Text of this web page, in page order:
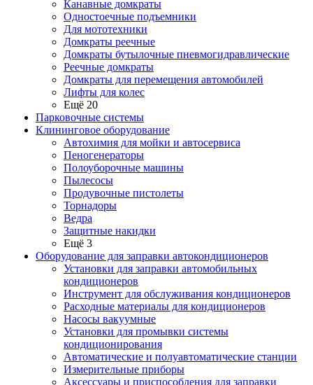
Канавные домкраты
Одностоечные подъемники
Для мототехники
Домкраты реечные
Домкраты бутылочные пневмогидравлические
Реечные домкраты
Домкраты для перемещения автомобилей
Лифты для колес
Ещё 20
Парковочные системы
Клининговое оборудование
Автохимия для мойки и автосервиса
Пеногенераторы
Полоуборочные машины
Пылесосы
Продувочные пистолеты
Торнадоры
Ведра
Защитные накидки
Ещё 3
Оборудование для заправки автокондиционеров
Установки для заправки автомобильных
кондиционеров
Инструмент для обслуживания кондиционеров
Расходные материалы для кондиционеров
Насосы вакуумные
Установки для промывки системы
кондиционирования
Автоматические и полуавтоматические станции
Измерительные приборы
Аксессуары и приспособления для заправки